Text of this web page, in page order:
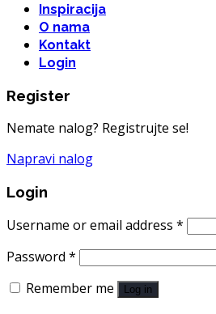
Inspiracija
O nama
Kontakt
Login
Register
Nemate nalog? Registrujte se!
Napravi nalog
Login
Username or email address *
Password *
Remember me
Log in